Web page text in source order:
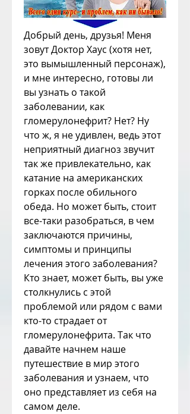
Добрый день, друзья! Меня
зовут Доктор Хаус (хотя нет,
это вымышленный персонаж),
и мне интересно, готовы ли
вы узнать о такой
заболевании, как
гломерулонефрит? Нет? Ну
что ж, я не удивлен, ведь этот
неприятный диагноз звучит
так же привлекательно, как
катание на американских
горках после обильного
обеда. Но может быть, стоит
все-таки разобраться, в чем
заключаются причины,
симптомы и принципы
лечения этого заболевания?
Кто знает, может быть, вы уже
столкнулись с этой
проблемой или рядом с вами
кто-то страдает от
гломерулонефрита. Так что
давайте начнем наше
путешествие в мир этого
заболевания и узнаем, что
оно представляет из себя на
самом деле.